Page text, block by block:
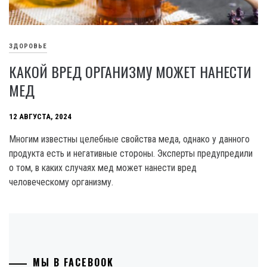
ЗДОРОВЬЕ
КАКОЙ ВРЕД ОРГАНИЗМУ МОЖЕТ НАНЕСТИ
МЕД
12 АВГУСТА, 2024
Многим известны целебные свойства меда, однако у данного
продукта есть и негативные стороны. Эксперты предупредили
о том, в каких случаях мед может нанести вред
человеческому организму.
МЫ В FACEBOOK